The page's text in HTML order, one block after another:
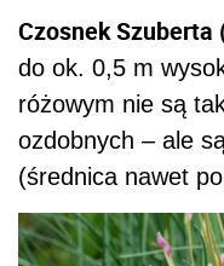
Czosnek
do ok. 0,5 m
różowym nie są
ozdobnych – ale
(średnica nawet